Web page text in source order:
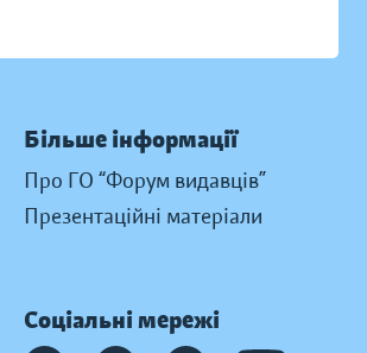
Більше інформації
Про ГО “Форум видавців”
Презентаційні матеріали
Соціальні мережі